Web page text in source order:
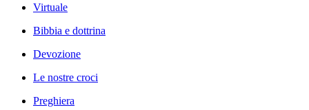
Virtuale
Bibbia e dottrina
Devozione
Le nostre croci
Preghiera